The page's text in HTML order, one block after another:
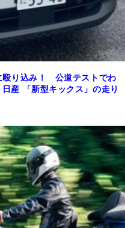
殴り込み！ 公道テストでわ
産 「新型キックス」の走り